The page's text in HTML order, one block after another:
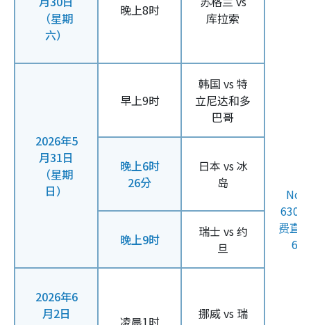
（星期
六）
晚上8时
库拉索
630
费直
2026年5
月31日
（星期
日）
早上9时
韩国 vs 特
立尼达和多
巴哥
晚上6时
26分
日本 vs 冰
岛
晚上9时
瑞士 vs 约
旦
2026年6
月2日
挪威 vs 瑞